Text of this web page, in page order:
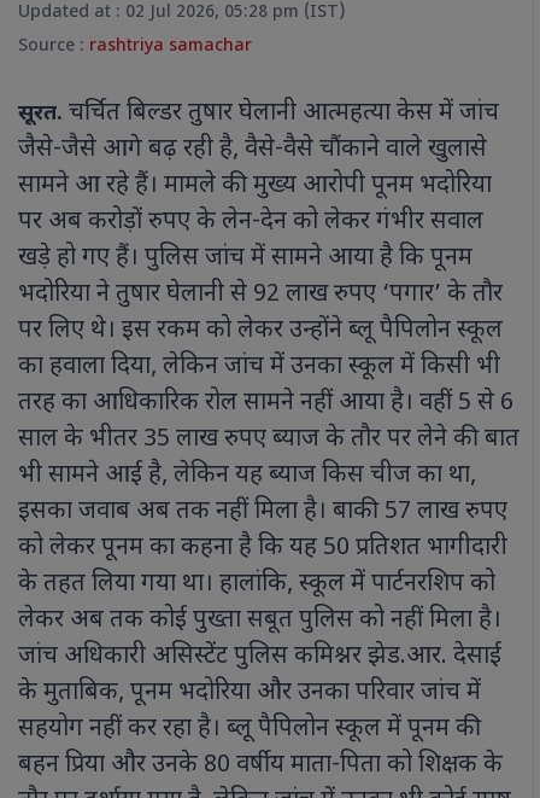
Updated at : 02 Jul 2026, 05:28 pm (IST)
Source : rashtriya samachar
सूरत. चर्चित बिल्डर तुषार घेलानी आत्महत्या केस में जांच
जैसे-जैसे आगे बढ़ रही है, वैसे-वैसे चौंकाने वाले खुलासे
सामने आ रहे हैं। मामले की मुख्य आरोपी पूनम भदोरिया
पर अब करोड़ों रुपए के लेन-देन को लेकर गंभीर सवाल
खड़े हो गए हैं। पुलिस जांच में सामने आया है कि पूनम
भदोरिया ने तुषार घेलानी से 92 लाख रुपए ‘पगार’ के तौर
पर लिए थे। इस रकम को लेकर उन्होंने ब्लू पैपिलोन स्कूल
का हवाला दिया, लेकिन जांच में उनका स्कूल में किसी भी
तरह का आधिकारिक रोल सामने नहीं आया है। वहीं 5 से 6
साल के भीतर 35 लाख रुपए ब्याज के तौर पर लेने की बात
भी सामने आई है, लेकिन यह ब्याज किस चीज का था,
इसका जवाब अब तक नहीं मिला है। बाकी 57 लाख रुपए
को लेकर पूनम का कहना है कि यह 50 प्रतिशत भागीदारी
के तहत लिया गया था। हालांकि, स्कूल में पार्टनरशिप को
लेकर अब तक कोई पुख्ता सबूत पुलिस को नहीं मिला है।
जांच अधिकारी असिस्टेंट पुलिस कमिश्नर झेड.आर. देसाई
के मुताबिक, पूनम भदोरिया और उनका परिवार जांच में
सहयोग नहीं कर रहा है। ब्लू पैपिलोन स्कूल में पूनम की
बहन प्रिया और उनके 80 वर्षीय माता-पिता को शिक्षक के